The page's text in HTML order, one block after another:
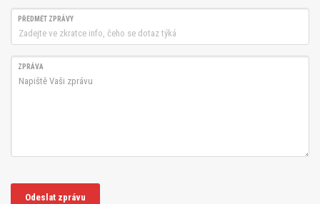
PŘEDMĚT ZPRÁVY
ZPRÁVA
Odeslat zprávu